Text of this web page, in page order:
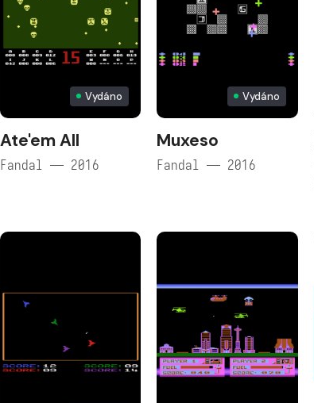
Vydáno
Ate'em All
Fandal — 2016
Vydáno
Muxeso
Fandal — 2016